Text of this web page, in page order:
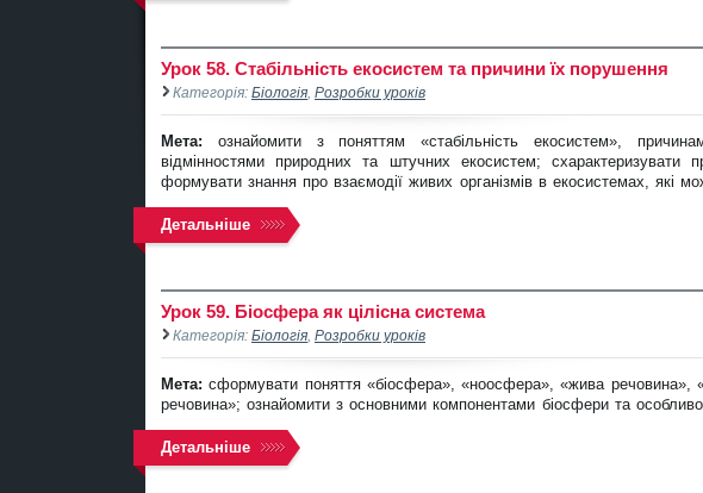
Урок 58. Стабільність екосистем та причини їх порушення
Категорія: Біологія Розробки уроків
Мета: ознайомити з поняттям «стабільність екосистем»,
відмінностями природних та штучних екосистем; схарактеризувати
формувати знання про взаємодії живих організмів в екосистемах, які
Детальніше
Урок 59. Біосфера як цілісна система
Категорія: Біологія Розробки уроків
Мета: сформувати поняття «біосфера», «ноосфера», «жива речовина»,
речовина»; ознайомити з основними компонентами біосфери та
Детальніше